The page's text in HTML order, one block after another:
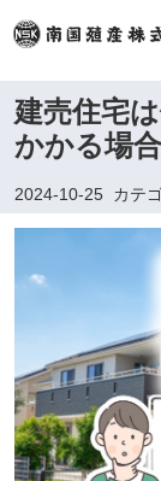
建売住宅
かかる場
2024-10-25 カテ